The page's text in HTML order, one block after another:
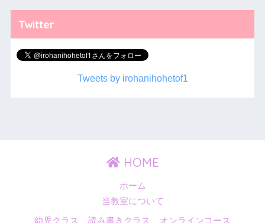
Twitter
Tweets by irohanihohetof1
HOME
ホーム
当教室について
幼児クラス 読み書きクラス オンラインコース